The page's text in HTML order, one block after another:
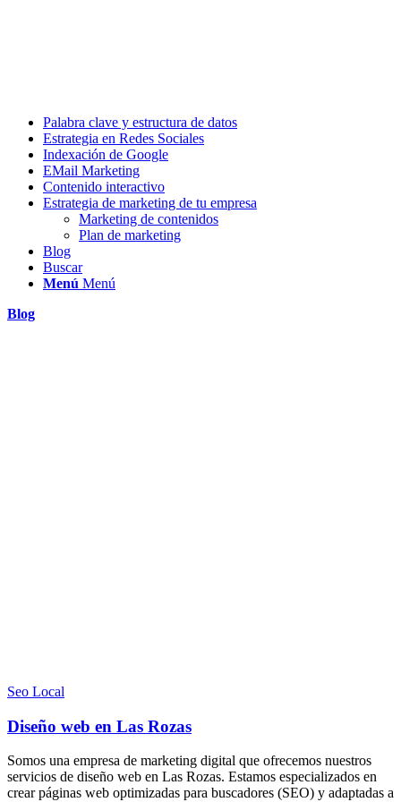
Palabra clave y estructura de datos
Estrategia en Redes Sociales
Indexación de Google
EMail Marketing
Contenido interactivo
Estrategia de marketing de tu empresa
Marketing de contenidos
Plan de marketing
Blog
Buscar
Menú Menú
Blog
Seo Local
Diseño web en Las Rozas
Somos una empresa de marketing digital que ofrecemos nuestros
servicios de diseño web en Las Rozas. Estamos especializados en
crear páginas web optimizadas para buscadores (SEO) y adaptadas a